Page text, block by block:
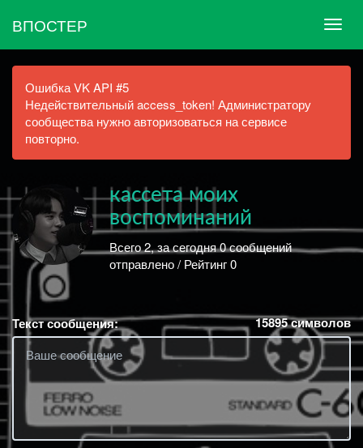
ВПОСТЕР
Ошибка VK API #5
Недействительный access_token! Администратору
сообщества нужно авторизоваться на сервисе
повторно.
кассета моих
воспоминаний
Всего 2, за сегодня 0 сообщений
отправлено / Рейтинг 0
Текст сообщения: 15895символов